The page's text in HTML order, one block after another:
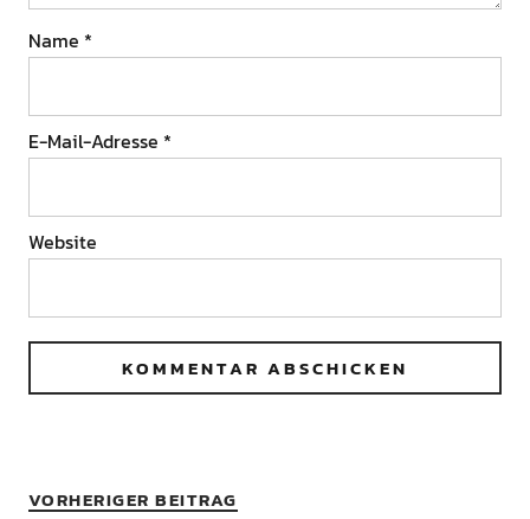
Name *
E-Mail-Adresse *
Website
VORHERIGER BEITRAG